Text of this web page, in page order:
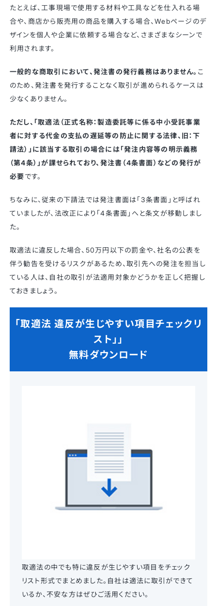
たとえば、工事現場で使用する材料や工具などを仕入れる場
合や、商店から販売用の商品を購入する場合、Webページのデ
ザインを個人や企業に依頼する場合など、さまざまなシーンで
利用されます。
一般的な商取引において、発注書の発行義務はありません。 こ
のため、発注書を発行することなく取引が進められるケースは
少なくありません。
ただし、「取適法（正式名称：製造委託等に係る中小受託事業
者に対する代金の支払の遅延等の防止に関する法律、旧：下
請法）」に該当する取引の場合には「発注内容等の明示義務
（第4条）」が課せられており、発注書（4条書面）などの発行が
必要です。
ちなみに、従来の下請法では発注書面は「3条書面」と呼ばれ
ていましたが、法改正により「4条書面」へと条文が移動しまし
た。
取適法に違反した場合、50万円以下の罰金や、社名の公表を
伴う勧告を受けるリスクがあるため、取引先への発注を担当し
ている人は、自社の取引が法適用対象かどうかを正しく把握し
ておきましょう。
「取適法 違反が生じやすい項目チェックリ
スト」」
無料ダウンロード
取適法の中でも特に違反が生じやすい項目をチェック
リスト形式でまとめました。自社は適法に取引ができて
いるか、不安な方はぜひご活用ください。